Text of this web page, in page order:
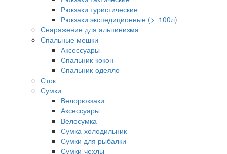
Рюкзаки туристические
Рюкзаки экспедиционные (>=100л)
Снаряжение для альпинизма
Спальные мешки
Аксессуары
Спальник-кокон
Спальник-одеяло
Сток
Сумки
Велорюкзаки
Аксессуары
Велосумка
Сумка-холодильник
Сумки для рыбалки
Сумки-чехлы